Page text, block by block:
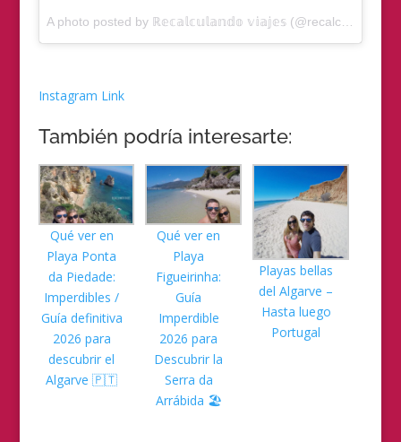
A photo posted by ℝ𝕖𝕔𝕒𝕝𝕔𝕦𝕝𝕒𝕟𝕕𝕠 𝕧𝕚𝕒𝕛𝕖𝕤 (@recalculandoviajes) on
Instagram Link
También podría interesarte:
Qué ver en
Playa Ponta
da Piedade:
Imperdibles /
Guía definitiva
2026 para
descubrir el
Algarve 🇵🇹
Qué ver en
Playa
Figueirinha:
Guía
Imperdible
2026 para
Descubrir la
Serra da
Arrábida 🏖️
Playas bellas
del Algarve –
Hasta luego
Portugal